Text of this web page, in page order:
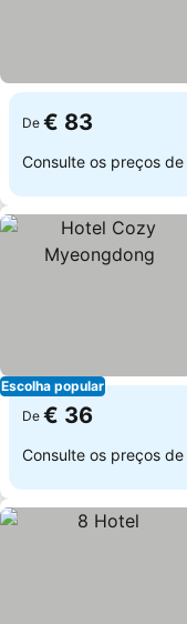
De € 83
Consulte os preços de
Escolha popular
De € 36
Consulte os preços de